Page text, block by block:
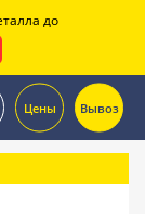
Цены Вывоз
до